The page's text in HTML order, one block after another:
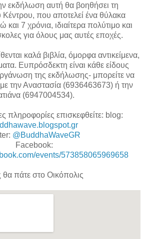
εκδήλωση αυτή θα βοηθήσει τη
Κέντρου, που αποτελεί ένα θύλακα
και 7 χρόνια, ιδιαίτερα πολύτιμο και
για όλους μας αυτές εποχές.
καλά βιβλία, όμορφα αντικείμενα,
Ευπρόσδεκτη είναι κάθε είδους
της εκδήλωσης- μπορείτε να
την Αναστασία (6936463673) ή την
(6947004534).
πληροφορίες επισκεφθείτε: blog:
@BuddhaWaveGR
Facebook:
events/573858065969658
πάτε στο Οικόπολις